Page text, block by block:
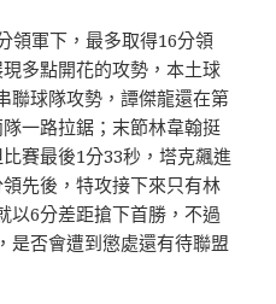
領軍下，最多取得16分領
多點開花的攻勢，本土球
聯球隊攻勢，譚傑龍還在第
一路拉鋸；末節林韋翰挺
賽最後1分33秒，塔克飆進
先後，特攻接下來只有林
以6分差距搶下首勝，不過
是否會遭到懲處還有待聯盟